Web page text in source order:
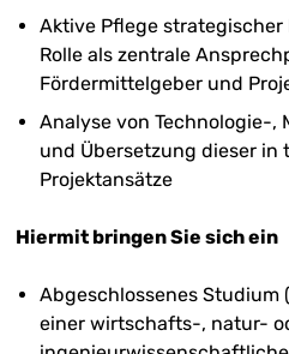
Aktive Pflege
Rolle als zentrale
Fördermittelgeber und
Analyse von Technologie-,
und Übersetzung dieser in
Projektansätze
Hiermit bringen Sie sich ein
Abgeschlossenes Studium
einer wirtschafts-, natur-